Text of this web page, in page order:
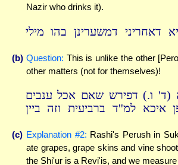
Nazir who drinks it).
דאחריני דמשערינן בהו מילי
(b) Question: This is unlike the other
other matters (not for themselves)!
(ד' ו.) דפירש שאם אכל ענבים
איכא למ''ד ברביעית וזה ביין
(c) Explanation #2: Rashi's Perush in
ate grapes, grape skins and vine
the Shi'ur is a Revi'is, and we